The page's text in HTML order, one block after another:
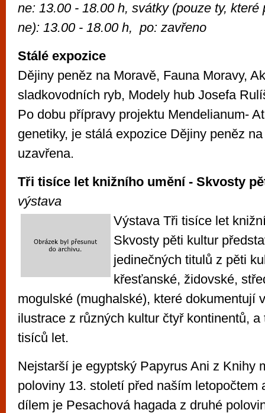
ne: 13.00 - 18.00 h, svátky (pouze ty, které
ne): 13.00 - 18.00 h, po: zavřeno
Stálé expozice
Dějiny peněz na Moravě, Fauna Moravy,
sladkovodních ryb, Modely hub Josefa
Po dobu přípravy projektu Mendelianum-
genetiky, je stálá expozice Dějiny peněz
uzavřena.
Tři tisíce let knižního umění - Skvosty
výstava
Výstava Tři tisíce let
Skvosty pěti kultur
jedinečných titulů z pěti
křesťanské, židovské,
mogulské (mughalské), které dokumentují
ilustrace z různých kultur čtyř kontinentů,
tisíců let.
Nejstarší je egyptský Papyrus Ani z Knihy
poloviny 13. století před naším letopočtem
dílem je Pesachová hagada z druhé